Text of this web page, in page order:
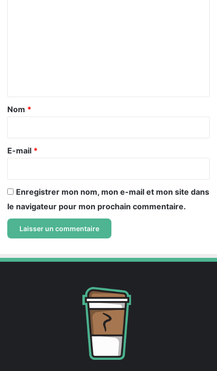
a
e
Nom *
E-mail *
Enregistrer mon nom, mon e-mail et mon site dans
le navigateur pour mon prochain commentaire.